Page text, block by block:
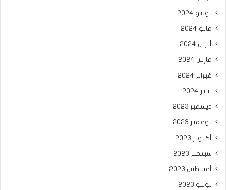
يونيو 2024
مايو 2024
أبريل 2024
مارس 2024
فبراير 2024
يناير 2024
ديسمبر 2023
نوفمبر 2023
أكتوبر 2023
سبتمبر 2023
أغسطس 2023
يوليو 2023